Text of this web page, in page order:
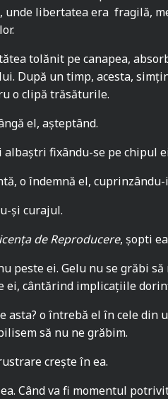
unde libertatea era fragilă,
tolănit pe canapea,
După un timp, acesta,
o clipă trăsăturile.
el, așteptând.
fixându-se pe chipul
o îndemnă el, cuprinzându-
și curajul.
de Reproducere, șopti
peste ei. Gelu nu se grăbi
ei, cântărind implicațiile
o întrebă el în cele din
să nu ne grăbim.
crește în ea.
Când va fi momentul